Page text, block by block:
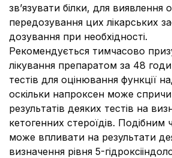
зв’язувати білки, для виявлення
передозування цих лікарських
дозування при необхідності.
Рекомендується тимчасово
лікування препаратом за 48
тестів для оцінювання функції
оскільки напроксен може
результатів деяких тестів на
кетогенних стероїдів.
може впливати на результати
визначення рівня 5-